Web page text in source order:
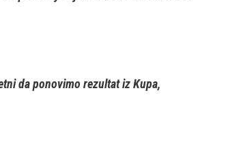
da ponovimo rezultat iz Kupa,